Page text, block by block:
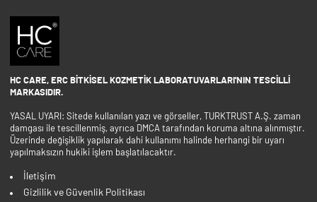
HC CARE, ERC BITKISEL KOZMETIK LABORATUVARLARI'NIN TESCILLI
MARKASIDIR.
YASAL UYARI: Sitede kullanılan yazı ve görseller, TURKTRUST A.Ş. zaman
damgası ile tescillenmiş, ayrıca DMCA tarafından koruma altına alınmıştır.
Üzerinde değişiklik yapılarak dahi kullanımı halinde herhangi bir uyarı
yapılmaksızın hukiki işlem başlatılacaktır.
İletişim
Gizlilik ve Güvenlik Politikası